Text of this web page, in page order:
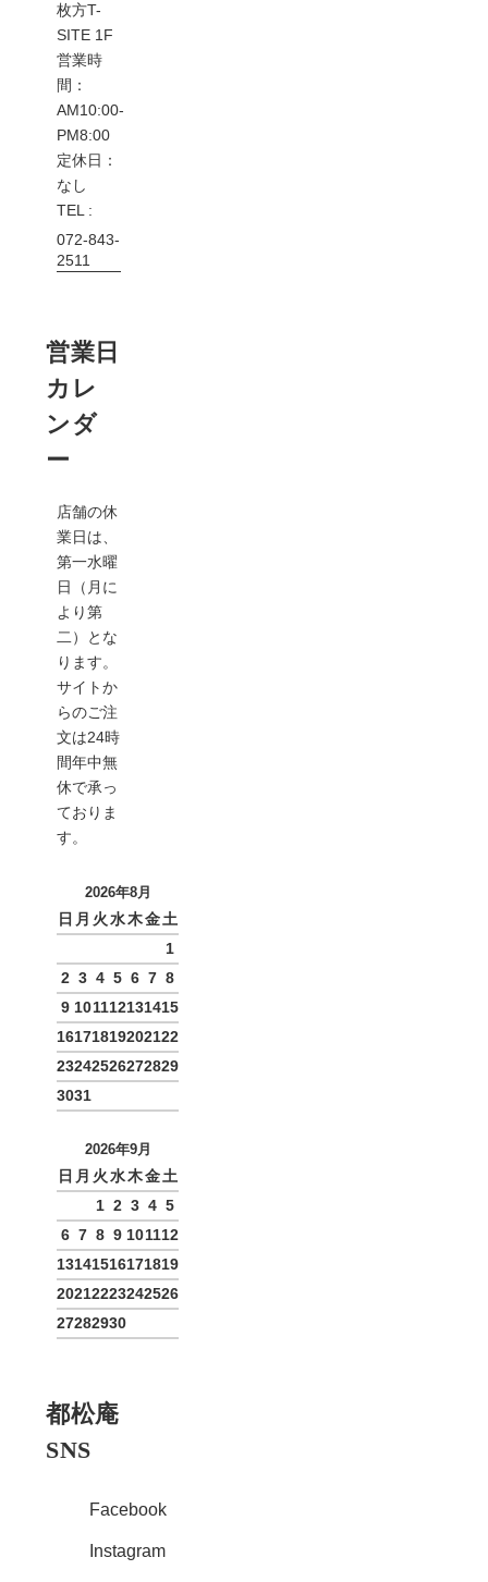
枚方T-
SITE 1F
営業時
間：
AM10:00-
PM8:00
定休日：
なし
TEL :
072-843-
2511
営業日
カレ
ンダ
ー
店舗の休
業日は、
第一水曜
日（月に
より第
二）とな
ります。
サイトか
らのご注
文は24時
間年中無
休で承っ
ておりま
す。
2026年8月
日 月 火水木金土
1
2 3 4 5 6 7 8
9 101112131415
16171819202122
23242526272829
3031
2026年9月
日 月 火水木金土
1 2 3 4 5
6 7 8 9 101112
13141516171819
20212223242526
27282930
都松庵
SNS
Facebook
Instagram